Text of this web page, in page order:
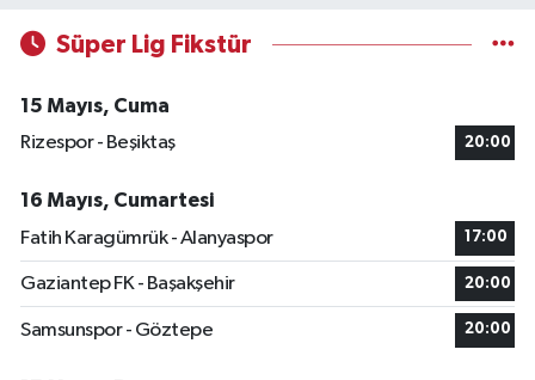
Süper Lig Fikstür
15 Mayıs, Cuma
Rizespor - Beşiktaş
20:00
16 Mayıs, Cumartesi
Fatih Karagümrük - Alanyaspor
17:00
Gaziantep FK - Başakşehir 20:00
Samsunspor - Göztepe 20:00